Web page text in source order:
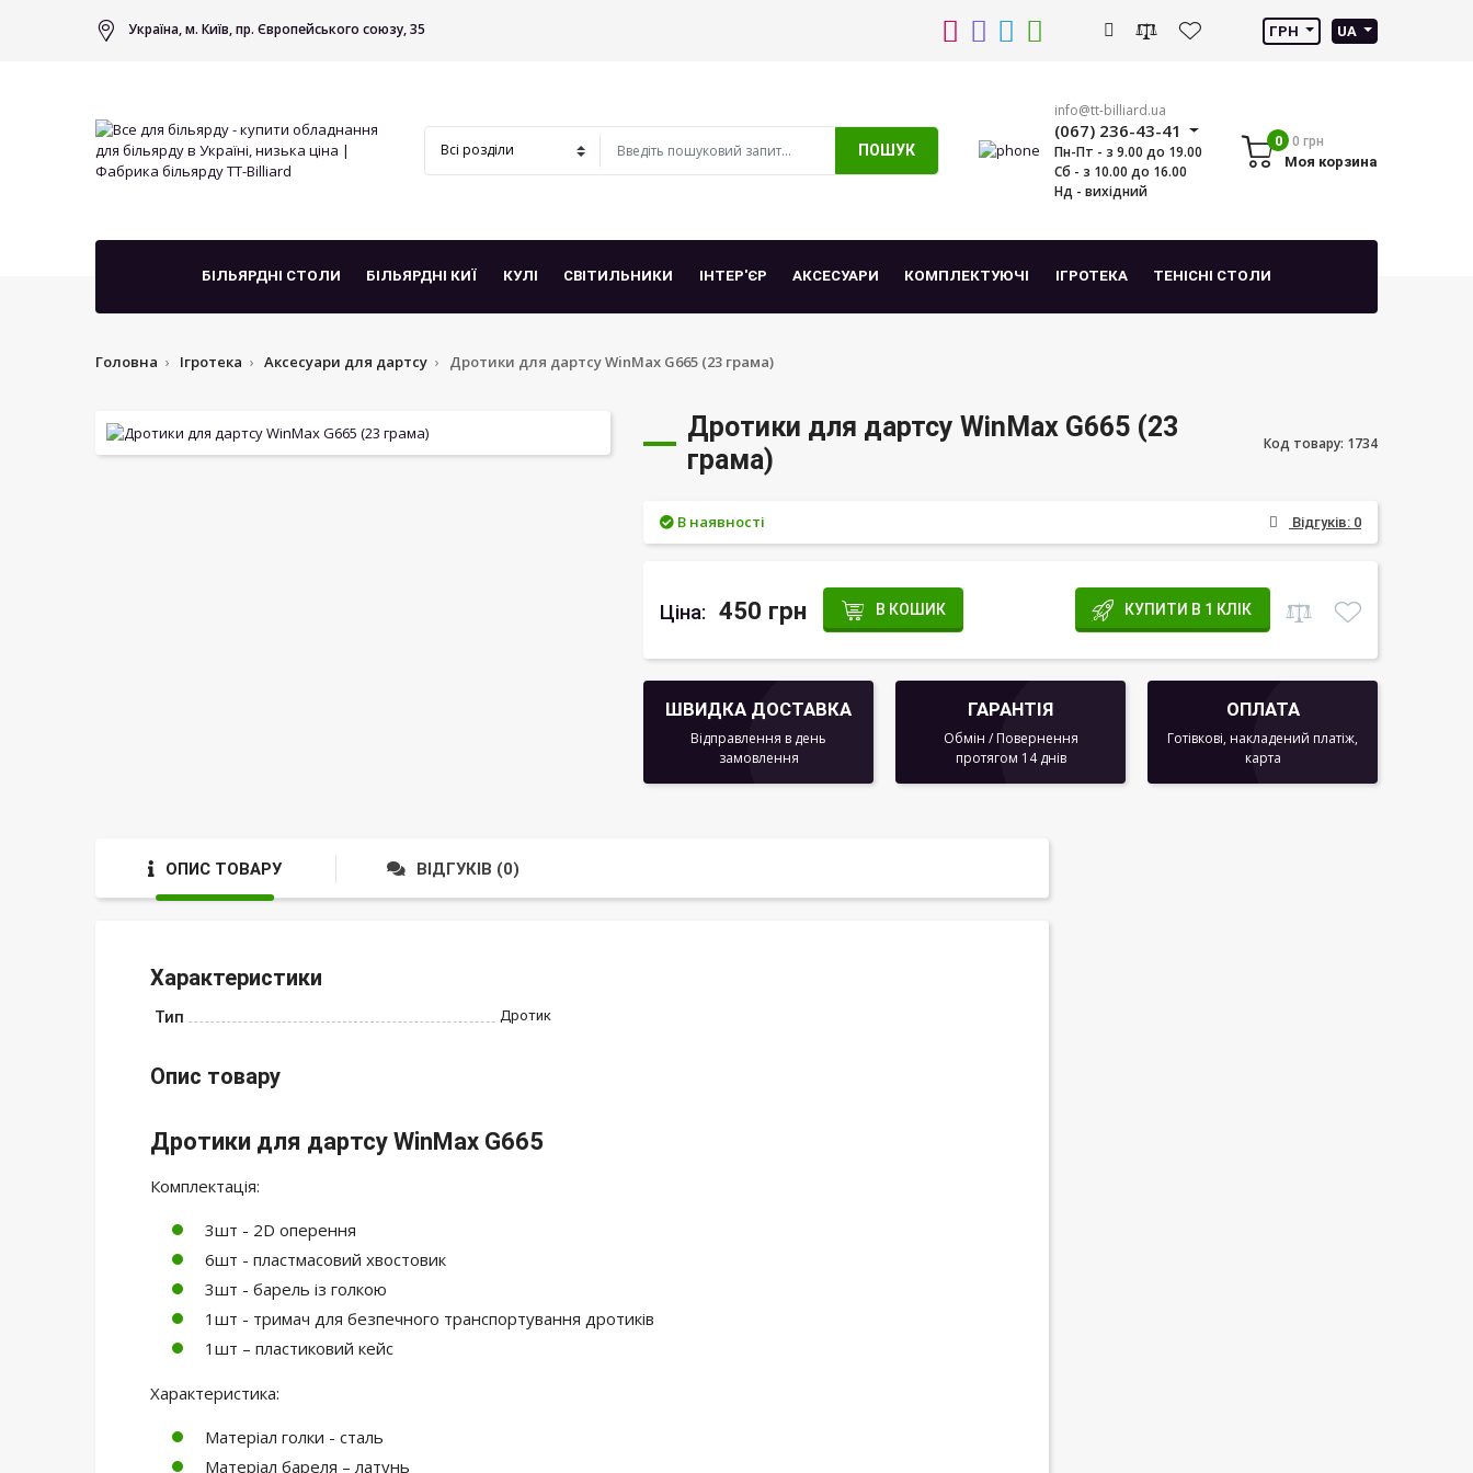
Україна, м. Київ, пр. Європейського союзу, 35 ГРН UA
ПОШУК
info@tt-billiard.ua
(067) 236-43-41
Пн-Пт - з 9.00 до 19.00
Сб - з 10.00 до 16.00
Нд - вихідний
0 0 грн
Моя корзина
БІЛЬЯРДНІ СТОЛИ БІЛЬЯРДНІ КИЇ КУЛІ СВІТИЛЬНИКИ ІНТЕР'ЄР АКСЕСУАРИ КОМПЛЕКТУЮЧІ ІГРОТЕКА ТЕНІСНІ СТОЛИ
Головна Ігротека Аксесуари для дартсу Дротики для дартсу WinMax G665 (23 грама)
Дротики для дартсу WinMax G665 (23
грама)
Код товару: 1734
В наявності Відгуків: 0
Ціна: 450 грн В КОШИК КУПИТИ В 1 КЛІК
ШВИДКА ДОСТАВКА
Відправлення в день
замовлення
ГАРАНТІЯ
Обмін / Повернення
протягом 14 днів
ОПЛАТА
Готівкові, накладений платіж,
карта
ОПИС ТОВАРУ ВІДГУКІВ (0)
Характеристики
Тип Дротик
Опис товару
Дротики для дартсу WinMax G665
Комплектація:
3шт - 2D оперення
6шт - пластмасовий хвостовик
3шт - барель із голкою
1шт - тримач для безпечного транспортування дротиків
1шт – пластиковий кейс
Характеристика:
Матеріал голки - сталь
Матеріал бареля – латунь